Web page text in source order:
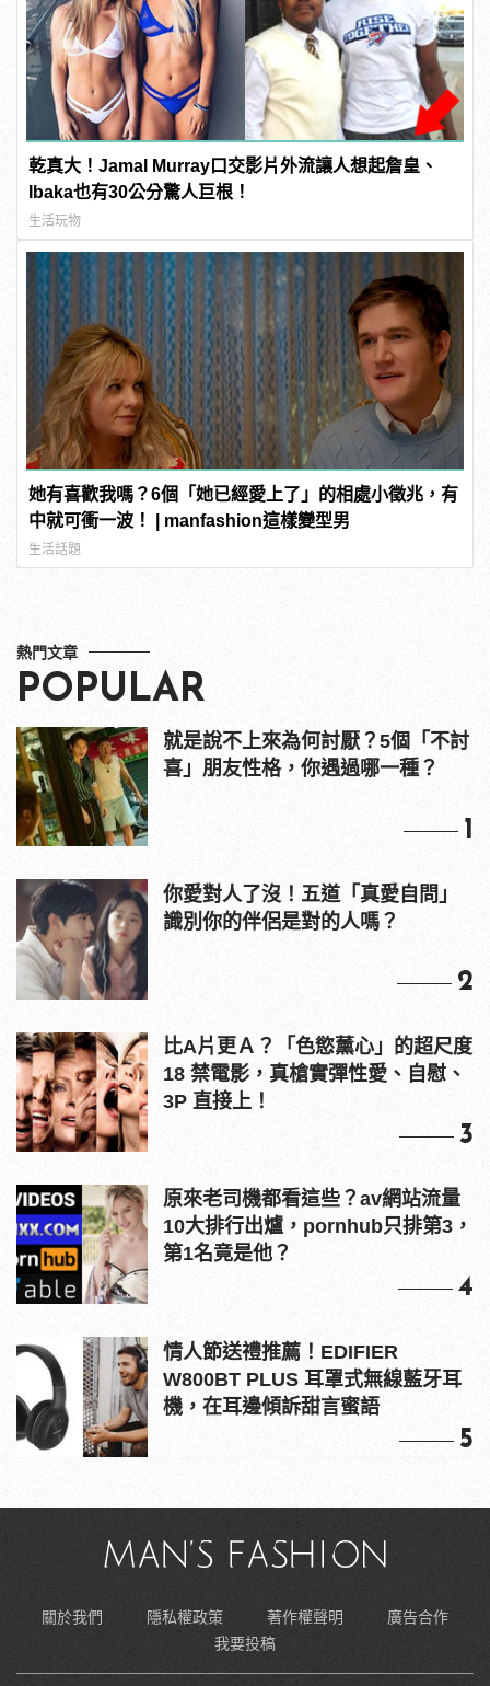
乾真大！Jamal Murray口交影片外流讓人想起詹皇、
Ibaka也有30公分驚人巨根！
生活玩物
她有喜歡我嗎？6個「她已經愛上了」的相處小徵兆，有
中就可衝一波！ | manfashion這樣變型男
生活話題
熱門文章
POPULAR
就是說不上來為何討厭？5個「不討
喜」朋友性格，你遇過哪一種？
1
你愛對人了沒！五道「真愛自問」
識別你的伴侶是對的人嗎？
2
比A片更Ａ？「色慾薰心」的超尺度
18 禁電影，真槍實彈性愛、自慰、
3P 直接上！
3
原來老司機都看這些？av網站流量
10大排行出爐，pornhub只排第3，
第1名竟是他？
4
情人節送禮推薦！EDIFIER
W800BT PLUS 耳罩式無線藍牙耳
機，在耳邊傾訴甜言蜜語
5
關於我們 隱私權政策 著作權聲明
廣告合作
我要投稿